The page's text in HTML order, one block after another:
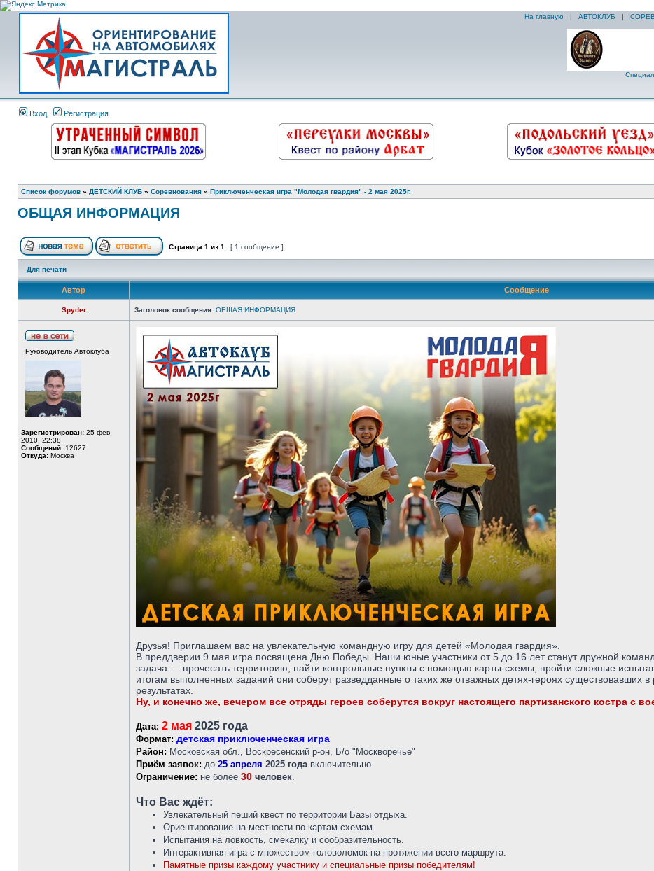
На главную | АВТОКЛУБ |
Вход Регистрация
Список форумов » ДЕТСКИЙ КЛУБ » Соревнования » Приключенческая игра "Молодая гвардия" - 2 мая 2025г.
ОБЩАЯ ИНФОРМАЦИЯ
Страница 1 из 1 [ 1 сообщение ]
Для печати
Автор Сообщение
Spyder Заголовок сообщения: ОБЩАЯ ИНФОРМАЦИЯ
Руководитель Автоклуба
Зарегистрирован: 25 фев
2010, 22:38
Сообщений: 12627
Откуда: Москва
Друзья! Приглашаем вас на увлекательную командную игру для детей «Молодая гвардия».
В преддверии 9 мая игра посвящена Дню Победы. Наши юные участники от 5 до 16 лет станут дружной
задача — прочесать территорию, найти контрольные пункты с помощью карты-схемы, пройти сложные
итогам выполненных заданий они соберут разведданные о таких же отважных детях-героях существовавших
результатах.
Ну, и конечно же, вечером все отряды героев соберутся вокруг настоящего партизанского костра с
Дата: 2 мая 2025 года
Формат: детская приключенческая игра
Район: Московская обл., Воскресенский р-он, Б/о "Москворечье"
Приём заявок: до 25 апреля 2025 годавключительно.
Ограничение: не более 30 человек.
Что Вас ждёт:
Увлекательный пеший квест по территории Базы отдыха.
Ориентирование на местности по картам-схемам
Испытания на ловкость, смекалку и сообразительность.
Интерактивная игра с множеством головоломок на протяжении всего маршрута.
Памятные призы каждому участнику и специальные призы победителям!